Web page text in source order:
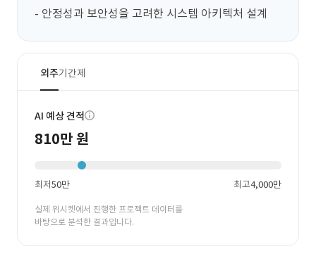
- 안정성과 보안성을 고려한 시스템 아키텍처 설계
외주기간제
AI 예상 견적
810만 원
최저50만 최고4,000만
실제 위시켓에서 진행한 프로젝트 데이터를
바탕으로 분석한 결과입니다.